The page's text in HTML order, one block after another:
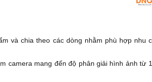
và chia theo các dòng nhằm phù hợp nhu
camera mang đến độ phân giải hình ảnh từ